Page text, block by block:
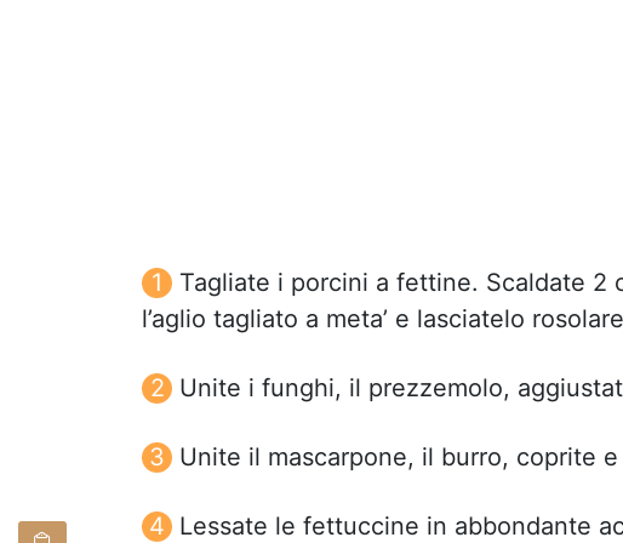
Tagliate i porcini a fettine. Scaldate 2
l’aglio tagliato a meta’ e lasciatelo
Unite i funghi, il prezzemolo,
Unite il mascarpone, il burro, coprite
Lessate le fettuccine in abbondante